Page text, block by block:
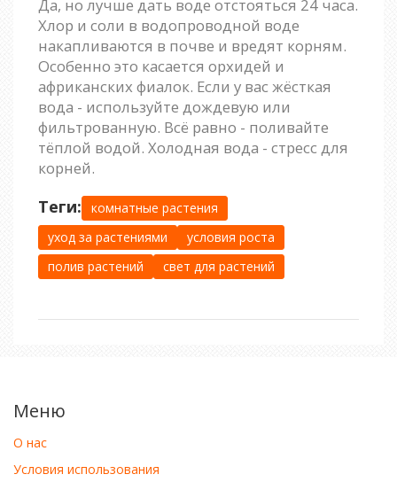
Да, но лучше дать воде отстояться 24 часа.
Хлор и соли в водопроводной воде
накапливаются в почве и вредят корням.
Особенно это касается орхидей и
африканских фиалок. Если у вас жёсткая
вода - используйте дождевую или
фильтрованную. Всё равно - поливайте
тёплой водой. Холодная вода - стресс для
корней.
Теги:
комнатные растения
уход за растениями
условия роста
полив растений
свет для растений
Меню
О нас
Условия использования